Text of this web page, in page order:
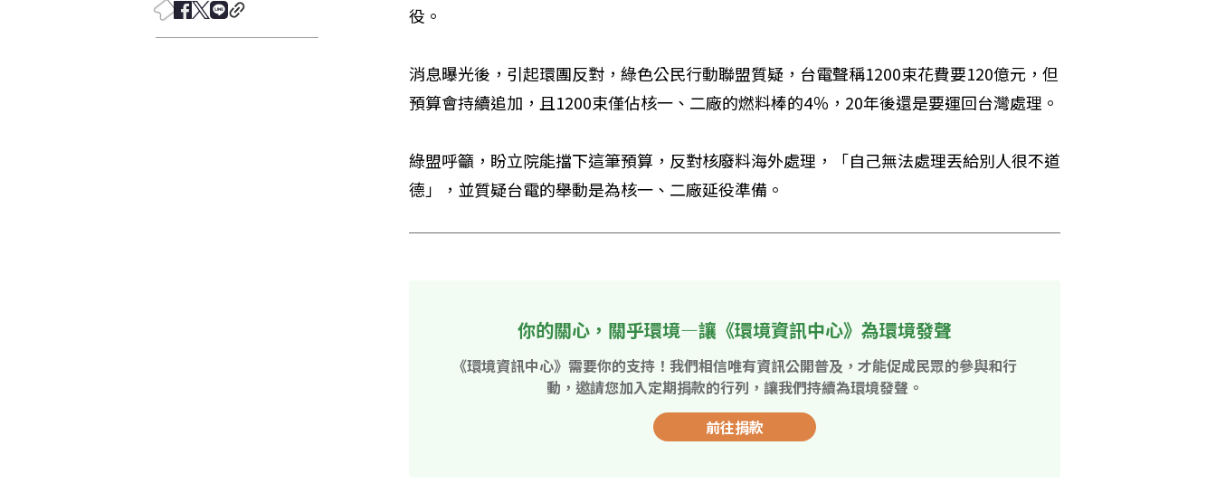
役。
消息曝光後，引起環團反對，綠色公民行動聯盟質疑，台電聲稱1200束花費要120億元，但
預算會持續追加，且1200束僅佔核一、二廠的燃料棒的4％，20年後還是要運回台灣處理。
綠盟呼籲，盼立院能擋下這筆預算，反對核廢料海外處理，「自己無法處理丟給別人很不道
德」，並質疑台電的舉動是為核一、二廠延役準備。
你的關心，關乎環境—讓《環境資訊中心》為環境發聲
《環境資訊中心》需要你的支持！我們相信唯有資訊公開普及，才能促成民眾的參與和行
動，邀請您加入定期捐款的行列，讓我們持續為環境發聲。
前往捐款